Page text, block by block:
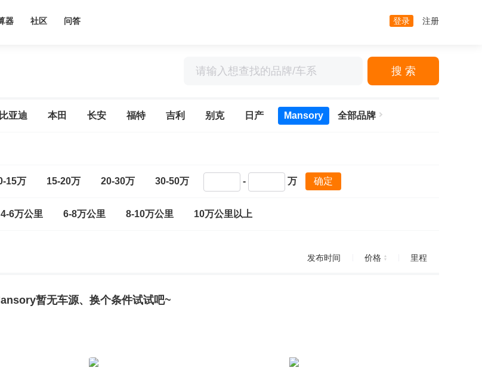
器 社区 问答 登录 注册
搜 索
比亚迪 本田 长安 福特 吉利 别克 日产 Mansory 全部品牌
15万 15-20万 20-30万 30-50万 - 万 确定
4-6万公里 6-8万公里 8-10万公里 10万公里以上
发布时间 价格 里程
暂无车源、换个条件试试吧~